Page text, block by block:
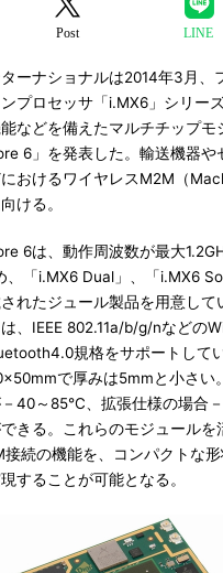
Post LINE
ーナショナルは2014年3月、
プロセッサ「i.MX6」シリー
などを備えたマルチチップモ
6」を発表した。輸送機器や
おけるワイヤレスM2M（
ける。
6は、動作周波数が最大
、「i.MX6 Dual」、「i.MX6
れたジュール製品を用意して
、IEEE 802.11a/b/g/nなどの
規格をサポートして
で厚みは5mmと小さい
－40～85℃、拡張仕様の場合
きる。これらのモジュールを
接続の機能を、コンパクトな
することが可能となる。